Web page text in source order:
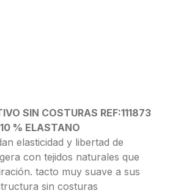
SIN COSTURAS REF:111873
% ELASTANO
elasticidad y libertad de
con tejidos naturales que
tacto muy suave a sus
sin costuras